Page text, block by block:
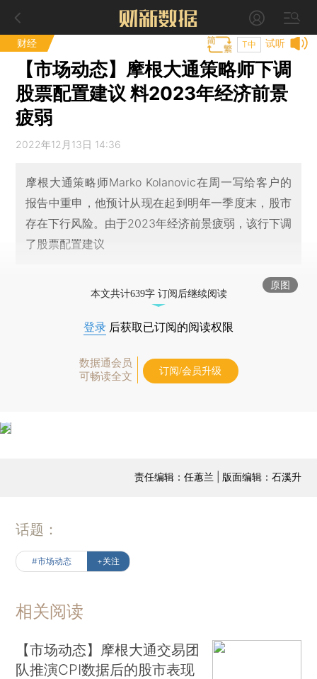
财经 试听
T中
【市场动态】摩根大通策略师下调
股票配置建议 料2023年经济前景
疲弱
2022年12月13日 14:36
摩根大通策略师Marko Kolanovic在周一写给客户的
报告中重申，他预计从现在起到明年一季度末，股市
存在下行风险。由于2023年经济前景疲弱，该行下调
了股票配置建议
原图
本文共计639字 订阅后继续阅读
登录 后获取已订阅的阅读权限
数据通会员
可畅读全文
订阅/会员升级
责任编辑：任蕙兰 | 版面编辑：石溪升
话题：
#市场动态 +关注
相关阅读
【市场动态】摩根大通交易团
队推演CPI数据后的股市表现